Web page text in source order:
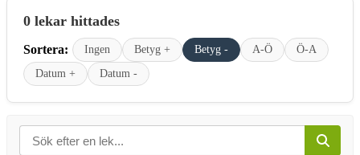
0 lekar hittades
Sortera: Ingen Betyg + Betyg - A-Ö
Ö-A
Datum +
Datum -